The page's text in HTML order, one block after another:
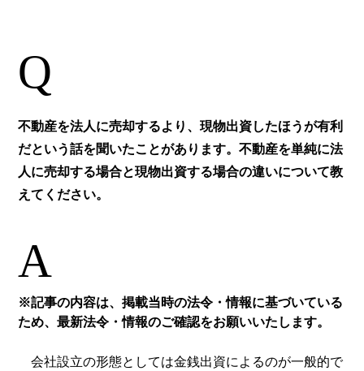
Q
不動産を法人に売却するより、現物出資したほうが有利
だという話を聞いたことがあります。不動産を単純に法
人に売却する場合と現物出資する場合の違いについて教
えてください。
A
※記事の内容は、掲載当時の法令・情報に基づいている
ため、最新法令・情報のご確認をお願いいたします。
会社設立の形態としては金銭出資によるのが一般的で